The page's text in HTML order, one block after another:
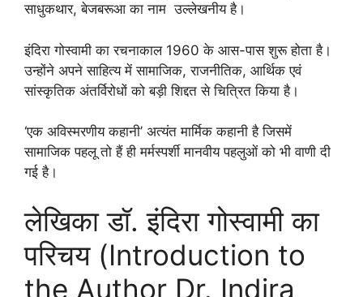
साधुकथार, बेजबरूआ का नाम उल्लेखनीय है।
इंदिरा गोस्वामी का रचनाकाल 1960 के आस-पास शुरू होता है।
उन्होंने अपने साहित्य में सामाजिक, राजनीतिक, आर्थिक एवं
सांस्कृतिक अंतर्विरोधों को बड़ी शिद्दत से चित्रित किया है।
‘एक अविस्मरणीय कहानी’ अत्यंत मार्मिक कहानी है जिसमें
सामाजिक पहलू तो हैं ही मर्मस्पर्शी मानवीय पहलुओं को भी वाणी दी
गई है।
लेखिका डॉ. इंदिरा गोस्वामी का
परिचय (Introduction to
the Author Dr. Indira